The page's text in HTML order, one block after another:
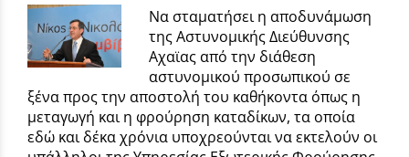
Να σταματήσει η αποδυνάμωση
της Αστυνομικής Διεύθυνσης
Αχαϊας από την διάθεση
αστυνομικού προσωπικού σε
ξένα προς την αποστολή του καθήκοντα όπως η
μεταγωγή και η φρούρηση καταδίκων, τα οποία
εδώ και δέκα χρόνια υποχρεούνται να εκτελούν οι